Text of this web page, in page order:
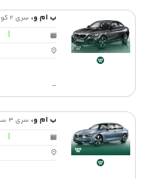
ب ام و، سری 2 کوپه، Bmw Series2-Coupe
|
-
ب ام و، سری 3 سدان، Bmw Series3-Sedan
|